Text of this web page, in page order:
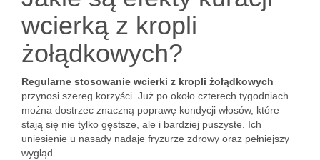
wcierką z kropli
żołądkowych?
Regularne stosowanie wcierki z kropli żołądkowych
przynosi szereg korzyści. Już po około czterech tygodniach
można dostrzec znaczną poprawę kondycji włosów, które
stają się nie tylko gęstsze, ale i bardziej puszyste. Ich
uniesienie u nasady nadaje fryzurze zdrowy oraz pełniejszy
wygląd.